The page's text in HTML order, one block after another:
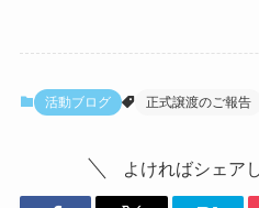
活動ブログ 正式譲渡のご報告
よければシェア